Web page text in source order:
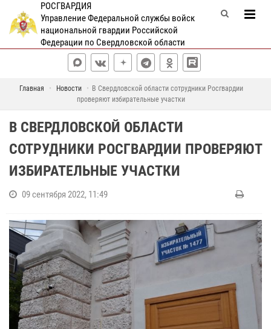
РОСГВАРДИЯ
Управление Федеральной службы войск
национальной гвардии Российской
Федерации по Свердловской области
Главная Новости
В Свердловской области сотрудники Росгвардии
проверяют избирательные участки
В СВЕРДЛОВСКОЙ ОБЛАСТИ
СОТРУДНИКИ РОСГВАРДИИ ПРОВЕРЯЮТ
ИЗБИРАТЕЛЬНЫЕ УЧАСТКИ
09 сентября 2022, 11:49